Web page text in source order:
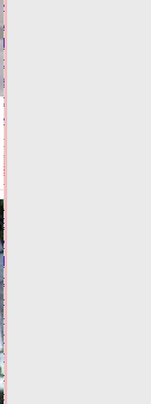
из
муниципалитетов
Тверской
области
забыли
об
инвалидах
Сегодня:
ФОТО
ЗАКОН И
ПОРЯДОК
Виталий
Королев:
Тверские
спортсмены
–
наша
гордость,
тренеры
–
наше